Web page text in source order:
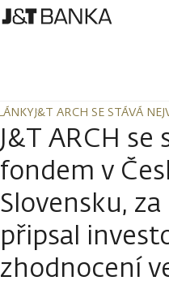
J&T ARCH SE STÁVÁ
J&T ARCH SE STÁVÁ
J&T ARCH
fondem v
Slovensku,
připsal
zhodnocení